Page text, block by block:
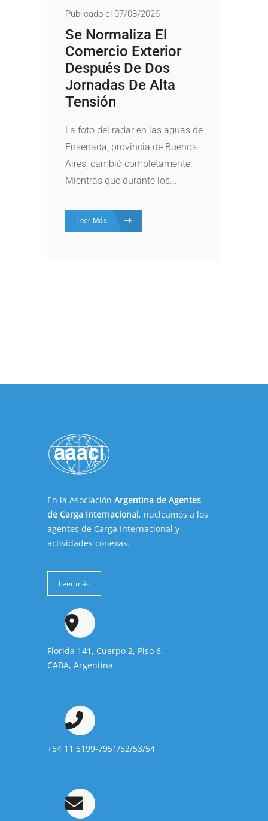
Publicado el 07/08/2026
Se Normaliza El
Comercio Exterior
Después De Dos
Jornadas De Alta
Tensión
La foto del radar en las aguas de
Ensenada, provincia de Buenos
Aires, cambió completamente.
Mientras que durante los...
Leer Más
En la Asociación Argentina de Agentes
de Carga Internacional, nucleamos a los
agentes de Carga Internacional y
actividades conexas.
Leer más
Florida 141, Cuerpo 2, Piso 6.
CABA, Argentina
+54 11 5199-7951/52/53/54